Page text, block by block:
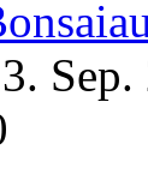
Sep.